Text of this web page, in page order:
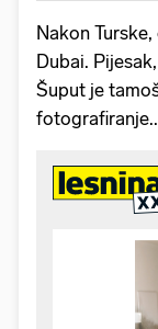
Nakon
Dubai.
Šuput je